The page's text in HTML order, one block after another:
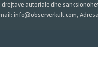
autoriale dhe
info@observerkult.com,